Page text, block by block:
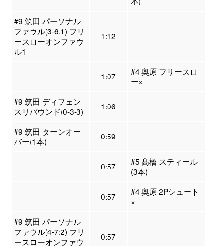
#9 筑田 パーソナル
ファウル(3-6:1) フリ
ースローオンファウ
ル1
1:12
1:07
#4 奥原 フリースロ
ー×
#9 筑田 ディフェン
スリバウンド(0-3-3)
1:06
#9 筑田 ターンオー
バー(1本)
0:59
0:57
#5 髙橋 スティール
(3本)
0:57
#4 奥原 2Pシュート
×
#9 筑田 パーソナル
ファウル(4-7:2) フリ
ースローオンファウ
0:57